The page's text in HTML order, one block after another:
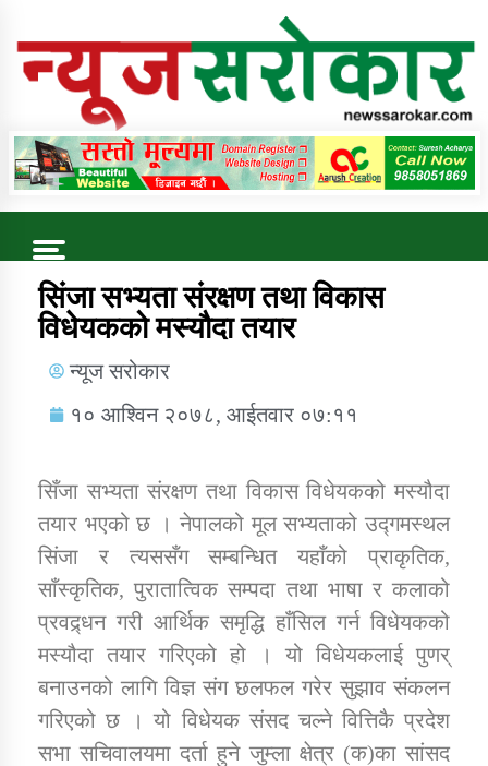
Online News Portal
Trending Now
कुषि बिकास कार्यालय जुम्ला सुचना सन्देश
डिभिजन कार्यालय जुम्लाको सुचना सन्देश
कर्णाली प्रविधि शिक्षालय जुम्लाको सुचना
सिंजा सभ्यता संरक्षण तथा विकास
विधेयकको मस्यौदा तयार
न्यूज सरोकार
१० आश्विन २०७८, आईतवार ०७:११
सिँजा सभ्यता संरक्षण तथा विकास विधेयकको मस्यौदा
तयार भएको छ । नेपालको मूल सभ्यताको उद्गमस्थल
सिंजा र त्यससँग सम्बन्धित यहाँको प्राकृतिक,
साँस्कृतिक, पुरातात्विक सम्पदा तथा भाषा र कलाको
प्रवद्र्धन गरी आर्थिक समृद्धि हाँसिल गर्न विधेयकको
मस्यौदा तयार गरिएको हो । यो विधेयकलाई पुणर्
बनाउनको लागि विज्ञ संग छलफल गरेर सुझाव संकलन
गरिएको छ । यो विधेयक संसद चल्ने वित्तिकै प्रदेश
सभा सचिवालयमा दर्ता हुने जुम्ला क्षेत्र (क)का सांसद